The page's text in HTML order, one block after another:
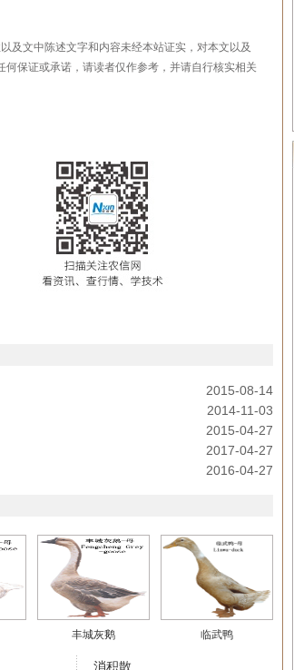
及文中陈述文字和内容未经本站证实，对本文以及
保证或承诺，请读者仅作参考，并请自行核实相关
2015-08-14
2014-11-03
2015-04-27
2017-04-27
2016-04-27
丰城灰鹅 临武鸭
消积散